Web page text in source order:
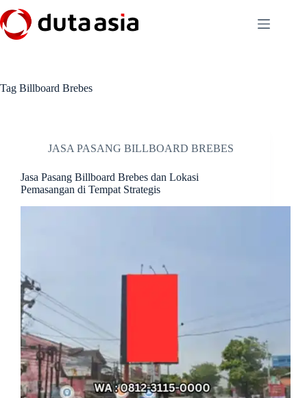
to
content
Tag Billboard Brebes
JASA PASANG BILLBOARD BREBES
Jasa Pasang Billboard Brebes dan Lokasi
Pemasangan di Tempat Strategis